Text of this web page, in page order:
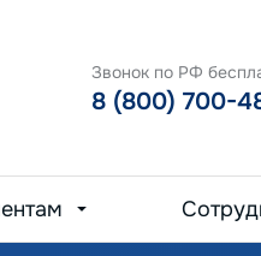
Звонок по РФ
8 (800) 700-